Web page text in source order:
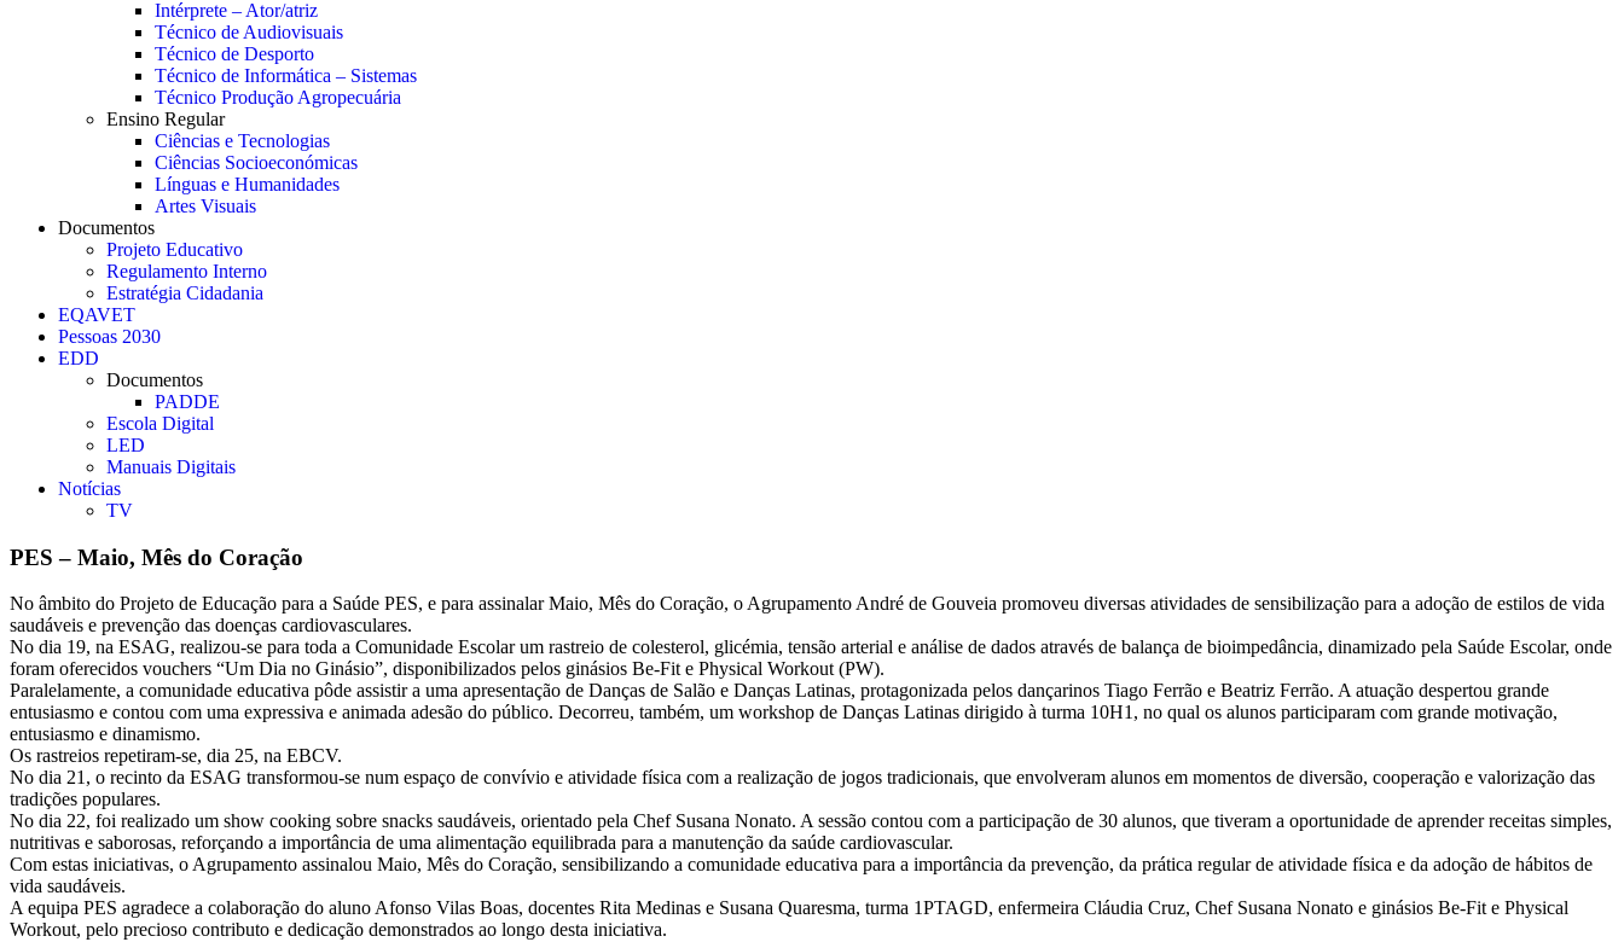
Intérprete – Ator/atriz
Técnico de Audiovisuais
Técnico de Desporto
Técnico de Informática – Sistemas
Técnico Produção Agropecuária
Ensino Regular
Ciências e Tecnologias
Ciências Socioeconómicas
Línguas e Humanidades
Artes Visuais
Documentos
Projeto Educativo
Regulamento Interno
Estratégia Cidadania
EQAVET
Pessoas 2030
EDD
Documentos
PADDE
Escola Digital
LED
Manuais Digitais
Notícias
TV
PES – Maio, Mês do Coração
No âmbito do Projeto de Educação para a Saúde PES, e para assinalar Maio, Mês do Coração, o Agrupamento André de Gouveia promoveu diversas atividades de sensibilização para a adoção de estilos de vida
saudáveis e prevenção das doenças cardiovasculares.
No dia 19, na ESAG, realizou-se para toda a Comunidade Escolar um rastreio de colesterol, glicémia, tensão arterial e análise de dados através de balança de bioimpedância, dinamizado pela Saúde Escolar, onde
foram oferecidos vouchers “Um Dia no Ginásio”, disponibilizados pelos ginásios Be-Fit e Physical Workout (PW).
Paralelamente, a comunidade educativa pôde assistir a uma apresentação de Danças de Salão e Danças Latinas, protagonizada pelos dançarinos Tiago Ferrão e Beatriz Ferrão. A atuação despertou grande
entusiasmo e contou com uma expressiva e animada adesão do público. Decorreu, também, um workshop de Danças Latinas dirigido à turma 10H1, no qual os alunos participaram com grande motivação,
entusiasmo e dinamismo.
Os rastreios repetiram-se, dia 25, na EBCV.
No dia 21, o recinto da ESAG transformou-se num espaço de convívio e atividade física com a realização de jogos tradicionais, que envolveram alunos em momentos de diversão, cooperação e valorização das
tradições populares.
No dia 22, foi realizado um show cooking sobre snacks saudáveis, orientado pela Chef Susana Nonato. A sessão contou com a participação de 30 alunos, que tiveram a oportunidade de aprender receitas simples,
nutritivas e saborosas, reforçando a importância de uma alimentação equilibrada para a manutenção da saúde cardiovascular.
Com estas iniciativas, o Agrupamento assinalou Maio, Mês do Coração, sensibilizando a comunidade educativa para a importância da prevenção, da prática regular de atividade física e da adoção de hábitos de
vida saudáveis.
A equipa PES agradece a colaboração do aluno Afonso Vilas Boas, docentes Rita Medinas e Susana Quaresma, turma 1PTAGD, enfermeira Cláudia Cruz, Chef Susana Nonato e ginásios Be-Fit e Physical
Workout, pelo precioso contributo e dedicação demonstrados ao longo desta iniciativa.